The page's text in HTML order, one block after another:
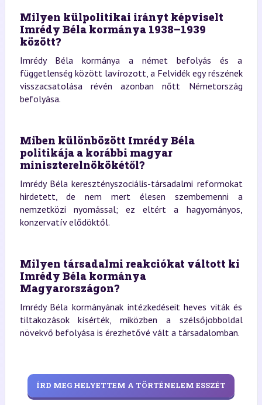
Milyen külpolitikai irányt képviselt
Imrédy Béla kormánya 1938–1939
között?
Imrédy Béla kormánya a német befolyás és a
függetlenség között lavírozott, a Felvidék egy részének
visszacsatolása révén azonban nőtt Németország
befolyása.
Miben különbözött Imrédy Béla
politikája a korábbi magyar
miniszterelnökökétől?
Imrédy Béla keresztényszociális-társadalmi reformokat
hirdetett, de nem mert élesen szembemenni a
nemzetközi nyomással; ez eltért a hagyományos,
konzervatív elődöktől.
Milyen társadalmi reakciókat váltott ki
Imrédy Béla kormánya
Magyarországon?
Imrédy Béla kormányának intézkedéseit heves viták és
tiltakozások kísérték, miközben a szélsőjobboldal
növekvő befolyása is érezhetővé vált a társadalomban.
ÍRD MEG HELYETTEM A TÖRTÉNELEM ESSZÉT